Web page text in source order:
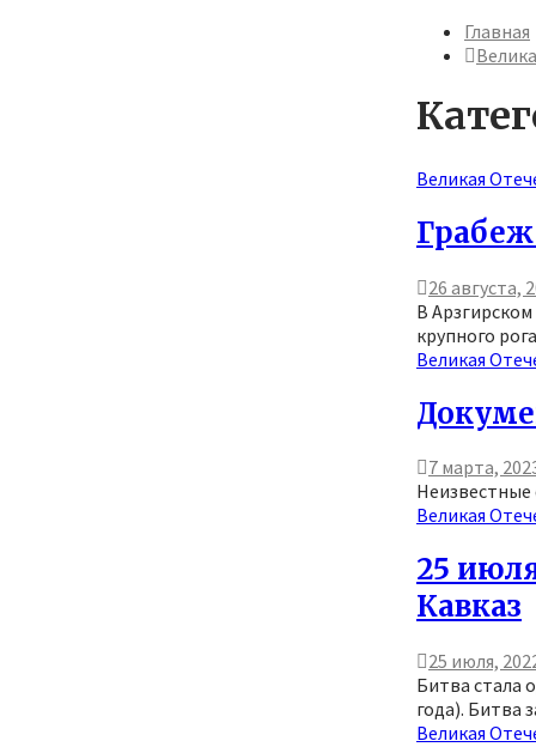
Главная
Великая
26 августа,
В
крупного
Великая
7 марта,
Неизвестные
Великая
25
Кавказ
25 июля,
Битва стала
года). Битва
Великая